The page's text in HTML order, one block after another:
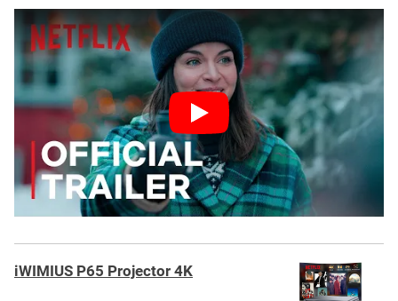
iWIMIUS P65 Projector 4K